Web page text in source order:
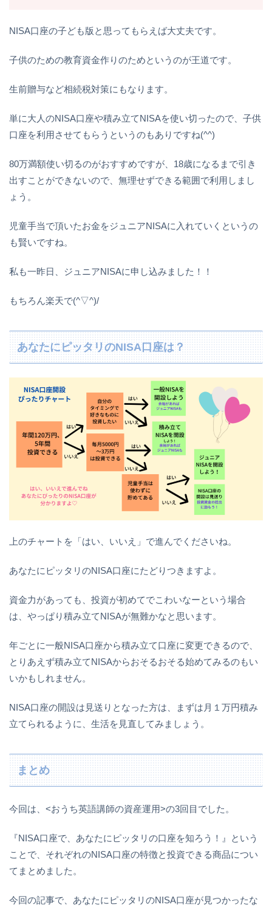
NISA口座の子ども版と思ってもらえば大丈夫です。
子供のための教育資金作りのためというのが王道です。
生前贈与など相続税対策にもなります。
単に大人のNISA口座や積み立てNISAを使い切ったので、子供
口座を利用させてもらうというのもありですね(^^)
80万満額使い切るのがおすすめですが、18歳になるまで引き
出すことができないので、無理せずできる範囲で利用しまし
ょう。
児童手当で頂いたお金をジュニアNISAに入れていくというの
も賢いですね。
私も一昨日、ジュニアNISAに申し込みました！！
もちろん楽天で(^▽^)/
あなたにピッタリのNISA口座は？
上のチャートを「はい、いいえ」で進んでくださいね。
あなたにピッタリのNISA口座にたどりつきますよ。
資金力があっても、投資が初めてでこわいなーという場合
は、やっぱり積み立てNISAが無難かなと思います。
年ごとに一般NISA口座から積み立て口座に変更できるので、
とりあえず積み立てNISAからおそるおそる始めてみるのもい
いかもしれません。
NISA口座の開設は見送りとなった方は、まずは月１万円積み
立てられるように、生活を見直してみましょう。
まとめ
今回は、<おうち英語講師の資産運用>の3回目でした。
『NISA口座で、あなたにピッタリの口座を知ろう！』という
ことで、それぞれのNISA口座の特徴と投資できる商品につい
てまとめました。
今回の記事で、あなたにピッタリのNISA口座が見つかったな